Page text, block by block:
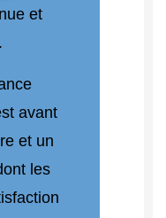
et
avant
et un
les